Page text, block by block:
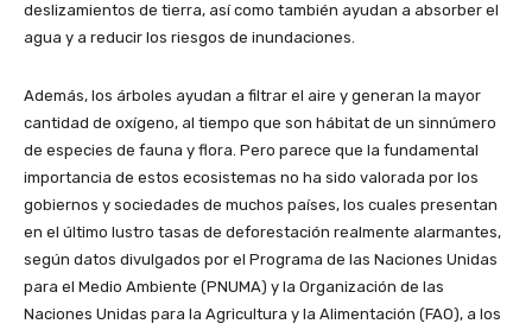
deslizamientos de tierra, así como también ayudan a absorber el
agua y a reducir los riesgos de inundaciones.
Además, los árboles ayudan a filtrar el aire y generan la mayor
cantidad de oxígeno, al tiempo que son hábitat de un sinnúmero
de especies de fauna y flora. Pero parece que la fundamental
importancia de estos ecosistemas no ha sido valorada por los
gobiernos y sociedades de muchos países, los cuales presentan
en el último lustro tasas de deforestación realmente alarmantes,
según datos divulgados por el Programa de las Naciones Unidas
para el Medio Ambiente (PNUMA) y la Organización de las
Naciones Unidas para la Agricultura y la Alimentación (FAO), a los